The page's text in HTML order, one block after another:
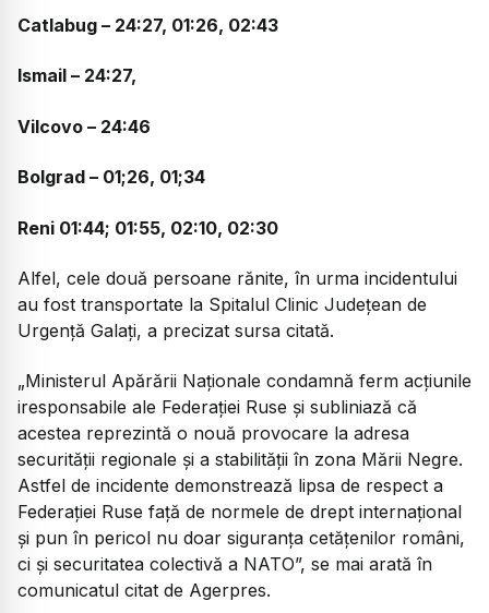
Catlabug – 24:27, 01:26, 02:43
Ismail – 24:27,
Vilcovo – 24:46
Bolgrad – 01;26, 01;34
Reni 01:44; 01:55, 02:10, 02:30
Alfel, cele două persoane rănite, în urma incidentului
au fost transportate la Spitalul Clinic Județean de
Urgență Galați, a precizat sursa citată.
„Ministerul Apărării Naționale condamnă ferm acțiunile
iresponsabile ale Federației Ruse și subliniază că
acestea reprezintă o nouă provocare la adresa
securității regionale și a stabilității în zona Mării Negre.
Astfel de incidente demonstrează lipsa de respect a
Federației Ruse față de normele de drept internațional
și pun în pericol nu doar siguranța cetățenilor români,
ci și securitatea colectivă a NATO”, se mai arată în
comunicatul citat de Agerpres.